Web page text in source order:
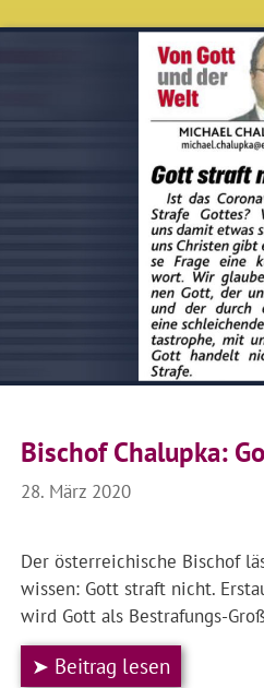
Bischof Chalupka:
28. März 2020
Der österreichische Bischof
wissen: Gott straft nicht.
wird Gott als Bestrafungs-
➤ Beitrag lesen